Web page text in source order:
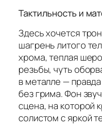
Тактильность и
Здесь хочется
шагрень литого
хрома, теплая
резьбы, чуть
в металле —
без грима. Фон
сцена, на которой
солистом с яркой